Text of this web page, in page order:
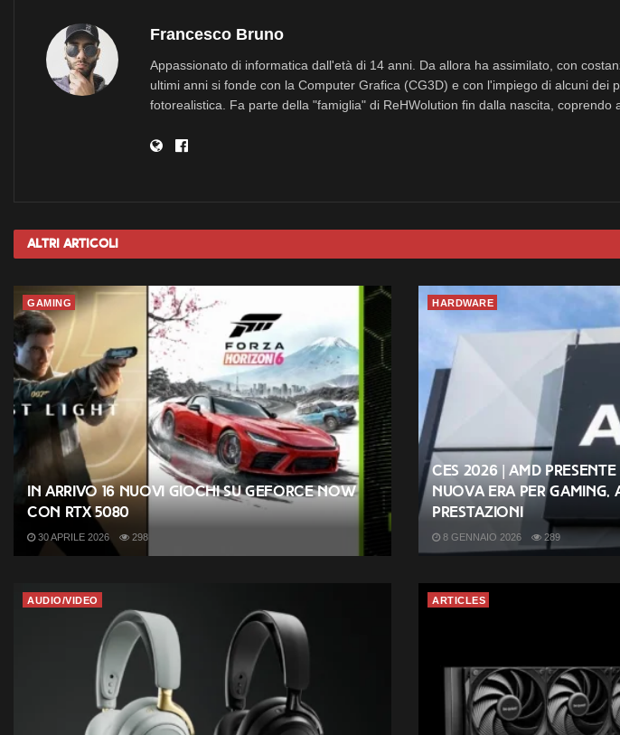
Francesco Bruno
Appassionato di informatica dall'età di 14 anni. Da allora ha assimilato, con
ultimi anni si fonde con la Computer Grafica (CG3D) e con l'impiego di alcuni
fotorealistica. Fa parte della "famiglia" di ReHWolution fin dalla nascita, coprendo
Altri Articoli
GAMING
In arrivo 16 nuovi giochi su GeForce NOW
con RTX 5080
30 APRILE 2026 298
HARDWARE
CES 2026 | AMD
nuova era per
prestazioni
8 GENNAIO 2026 289
AUDIO/VIDEO ARTICLES